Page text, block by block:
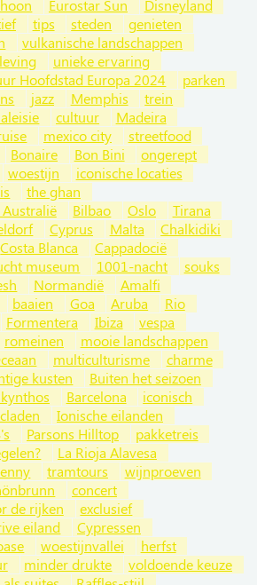
Eurostar Sun
Disneyland
tips steden
genieten
vulkanische landschappen
unieke ervaring
Hoofdstad Europa 2024
parken
jazz Memphis
trein
cultuur
Madeira
mexico city
streetfood
Bonaire Bon Bini
ongerept
woestijn
iconische locaties
the ghan
Bilbao Oslo
Tirana
Cyprus Malta
Chalkidiki
Costa Blanca
Cappadocië
museum 1001-nacht
souks
Normandië
Amalfi
baaien Goa Aruba
Rio
Formentera Ibiza
vespa
romeinen
mooie landschappen
multiculturisme
charme
kusten
Buiten het seizoen
Barcelona
iconisch
Ionische eilanden
Parsons Hilltop
pakketreis
La Rioja Alavesa
tramtours
wijnproeven
concert
de rijken
exclusief
eiland
Cypressen
woestijnvallei
herfst
minder drukte
voldoende keuze